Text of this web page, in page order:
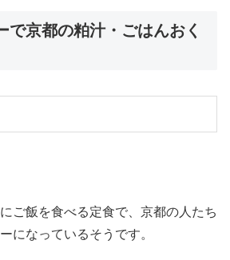
で京都の粕汁・ごはんおく
ご飯を食べる定食で、京都の人たち
になっているそうです。